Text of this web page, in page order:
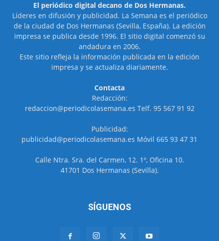
El periódico digital decano de Dos Hermanas.
Líderes en difusión y publicidad. La Semana es el periódico
de la ciudad de Dos Hermanas (Sevilla, España). La edición
impresa se publica desde 1996. El sitio digital comenzó su
andadura en 2006.
Este sitio refleja la información publicada en la edición
impresa y se actualiza diariamente.
Contacta
Redacción:
redaccion@periodicolasemana.es Telf. 95 567 91 92
Publicidad:
publicidad@periodicolasemana.es Móvil 665 93 47 31
Calle Ntra. Sra. del Carmen, 12. 1º, Oficina 10.
41701 Dos Hermanas (Sevilla).
SÍGUENOS